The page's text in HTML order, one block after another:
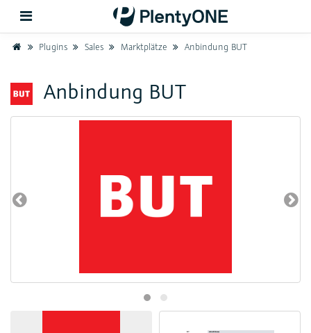
Zurück
Support
HomePlugins Sales Marktplätze Anbindung BUT
Anbindung BUT